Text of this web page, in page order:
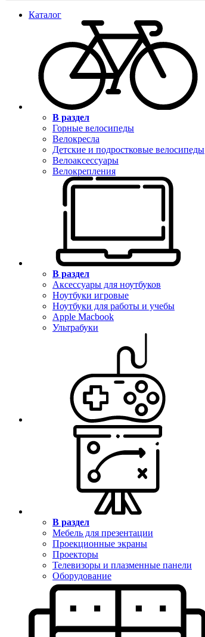
Каталог
В раздел
Горные велосипеды
Велокресла
Детские и подростковые велосипеды
Велоаксессуары
Велокрепления
В раздел
Аксессуары для ноутбуков
Ноутбуки игровые
Ноутбуки для работы и учебы
Apple Macbook
Ультрабуки
В раздел
Мебель для презентации
Проекционные экраны
Проекторы
Телевизоры и плазменные панели
Оборудование